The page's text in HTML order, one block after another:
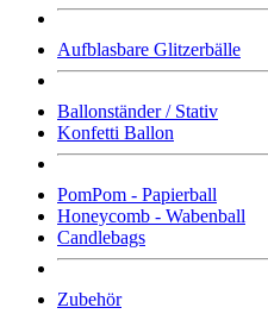
Aufblasbare Glitzerbälle
Ballonständer / Stativ
Konfetti Ballon
PomPom - Papierball
Honeycomb - Wabenball
Candlebags
Zubehör